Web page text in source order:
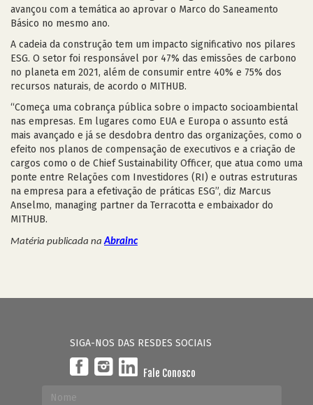
avançou com a temática ao aprovar o Marco do Saneamento
Básico no mesmo ano.
A cadeia da construção tem um impacto significativo nos pilares
ESG. O setor foi responsável por 47% das emissões de carbono
no planeta em 2021, além de consumir entre 40% e 75% dos
recursos naturais, de acordo o MITHUB.
“Começa uma cobrança pública sobre o impacto socioambiental
nas empresas. Em lugares como EUA e Europa o assunto está
mais avançado e já se desdobra dentro das organizações, como o
efeito nos planos de compensação de executivos e a criação de
cargos como o de Chief Sustainability Officer, que atua como uma
ponte entre Relações com Investidores (RI) e outras estruturas
na empresa para a efetivação de práticas ESG”, diz Marcus
Anselmo, managing partner da Terracotta e embaixador do
MITHUB.
Matéria publicada naAbrainc
SIGA-NOS DAS RESDES SOCIAIS
Fale Conosco